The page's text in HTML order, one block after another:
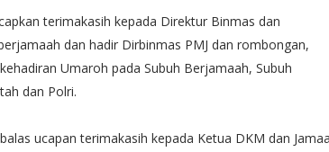
terimakasih kepada Direktur Binmas dan
dan hadir Dirbinmas PMJ dan rombongan,
Umaroh pada Subuh Berjamaah, Subuh
dan Polri.
ucapan terimakasih kepada Ketua DKM dan